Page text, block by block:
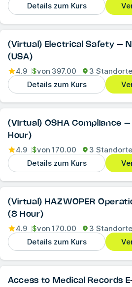
Details zum Kurs
(Virtual) Electrical Safety –
(USA)
4.9 $von 397.00
3 Standorte
Details zum Kurs
(Virtual) OSHA Compliance
Hour)
4.9 $von 170.00
3 Standorte
Details zum Kurs
(Virtual) HAZWOPER
(8 Hour)
4.9 $von 170.00
3 Standorte
Details zum Kurs
Access to Medical Records